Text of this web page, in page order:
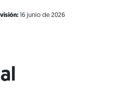
16 junio de 2026